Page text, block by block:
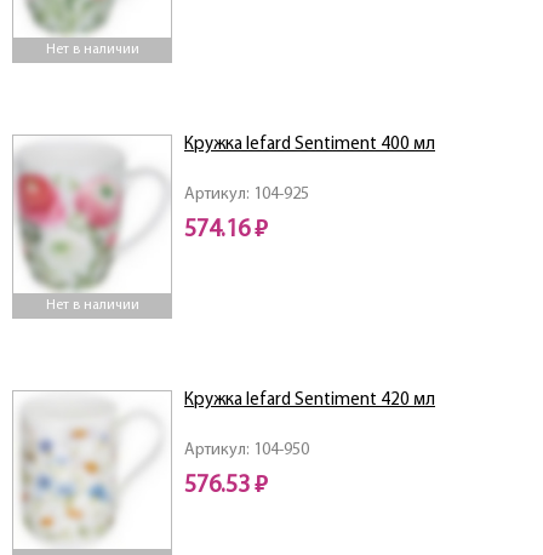
Нет в наличии
Нет в наличии
Артикул: 104-925
Кружка lefard Sentiment 400 мл
574.16 ₽
Артикул: 104-950
Кружка lefard Sentiment 420 мл
576.53 ₽